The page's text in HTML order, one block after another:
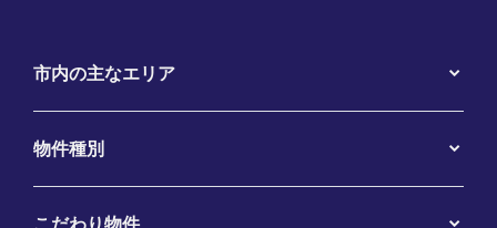
市内の主なエリア
物件種別